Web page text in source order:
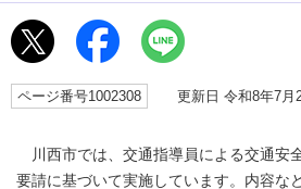
ページ番号1002308 更新日 令和8年7月
川西市では、交通指導員による交通安
要請に基づいて実施しています。内容な